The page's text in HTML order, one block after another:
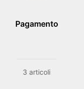
Pagamento
3 articoli